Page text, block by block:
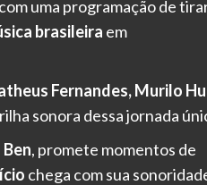
uma programação de
brasileira em
Fernandes, Murilo
sonora dessa jornada
Ben, promete momentos de
chega com sua